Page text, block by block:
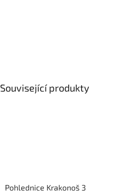
Související produkty
Pohlednice Krakonoš 3